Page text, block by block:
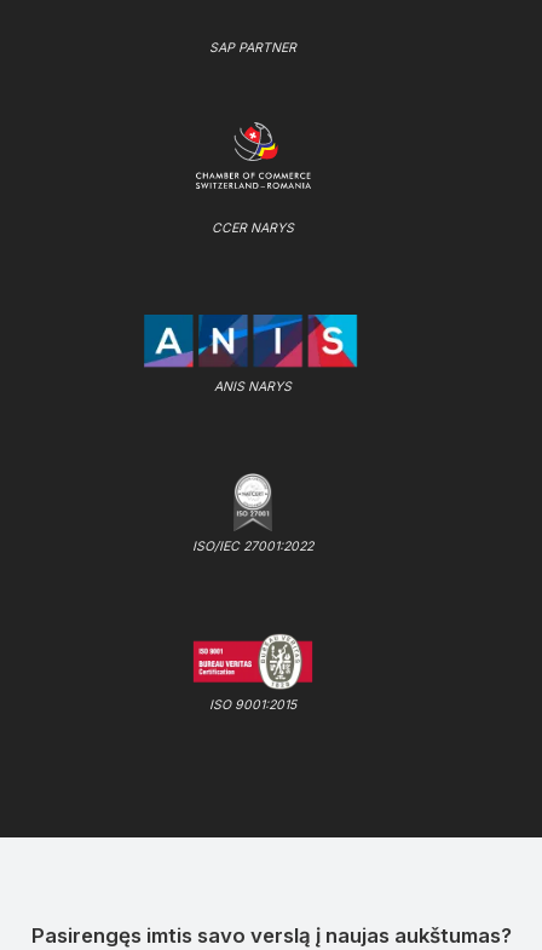
SAP PARTNER
CCER NARYS
ANIS NARYS
ISO/IEC 27001:2022
ISO 9001:2015
Pasirengęs imtis savo verslą į naujas aukštumas?